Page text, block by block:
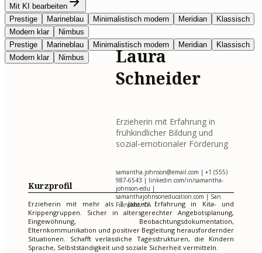
Mit KI bearbeiten
Prestige
Marineblau Minimalistisch modern Meridian
Klassisch
Modern klar
Nimbus
Prestige
Marineblau Minimalistisch modern Meridian
Klassisch
Modern klar
Nimbus
Laura
Schneider
Erzieherin mit Erfahrung in
frühkindlicher Bildung und
sozial-emotionaler Förderung
samantha.johnson@email.com | +1 (555)
987-6543 | linkedin.com/in/samantha-
johnson-edu |
samanthajohnsoneducation.com | San
Francisco, CA
Kurzprofil
Erzieherin mit mehr als 7 Jahren Erfahrung in Kita- und
Krippengruppen. Sicher in altersgerechter Angebotsplanung,
Eingewöhnung, Beobachtungsdokumentation,
Elternkommunikation und positiver Begleitung herausfordernder
Situationen. Schafft verlässliche Tagesstrukturen, die Kindern
Sprache, Selbstständigkeit und soziale Sicherheit vermitteln.